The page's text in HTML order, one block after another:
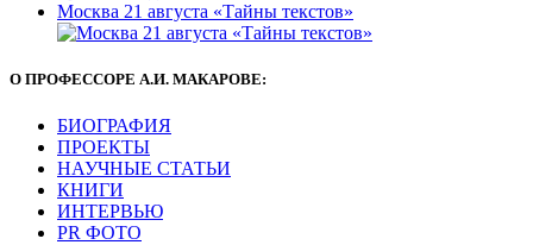
Москва 21 августа «Тайны текстов»
О ПРОФЕССОРЕ А.И. МАКАРОВЕ:
БИОГРАФИЯ
ПРОЕКТЫ
НАУЧНЫЕ СТАТЬИ
КНИГИ
ИНТЕРВЬЮ
PR ФОТО